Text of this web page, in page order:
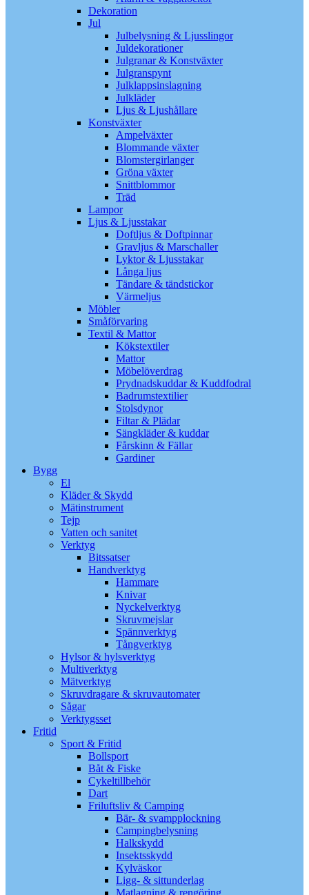
Dekoration
Jul
Julbelysning & Ljusslingor
Juldekorationer
Julgranar & Konstväxter
Julgranspynt
Julklappsinslagning
Julkläder
Ljus & Ljushållare
Konstväxter
Ampelväxter
Blommande växter
Blomstergirlanger
Gröna växter
Snittblommor
Träd
Lampor
Ljus & Ljusstakar
Doftljus & Doftpinnar
Gravljus & Marschaller
Lyktor & Ljusstakar
Långa ljus
Tändare & tändstickor
Värmeljus
Möbler
Småförvaring
Textil & Mattor
Kökstextiler
Mattor
Möbelöverdrag
Prydnadskuddar & Kuddfodral
Badrumstextilier
Stolsdynor
Filtar & Plädar
Sängkläder & kuddar
Fårskinn & Fällar
Gardiner
Bygg
El
Kläder & Skydd
Mätinstrument
Tejp
Vatten och sanitet
Verktyg
Bitssatser
Handverktyg
Hammare
Knivar
Nyckelverktyg
Skruvmejslar
Spännverktyg
Tångverktyg
Hylsor & hylsverktyg
Multiverktyg
Mätverktyg
Skruvdragare & skruvautomater
Sågar
Verktygsset
Fritid
Sport & Fritid
Bollsport
Båt & Fiske
Cykeltillbehör
Dart
Friluftsliv & Camping
Bär- & svampplockning
Campingbelysning
Halkskydd
Insektsskydd
Kylväskor
Ligg- & sittunderlag
Matlagning & rengöring